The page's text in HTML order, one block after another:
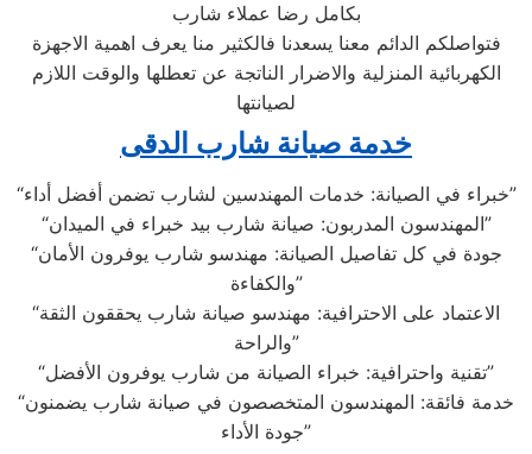
بكامل رضا عملاء شارب
فتواصلكم الدائم معنا يسعدنا فالكثير منا يعرف اهمية الاجهزة
الكهربائية المنزلية والاضرار الناتجة عن تعطلها والوقت اللازم
لصيانتها
خدمة صيانة شارب الدقى
“خبراء في الصيانة: خدمات المهندسين لشارب تضمن أفضل أداء”
“المهندسون المدربون: صيانة شارب بيد خبراء في الميدان”
“جودة في كل تفاصيل الصيانة: مهندسو شارب يوفرون الأمان
والكفاءة”
“الاعتماد على الاحترافية: مهندسو صيانة شارب يحققون الثقة
والراحة”
“تقنية واحترافية: خبراء الصيانة من شارب يوفرون الأفضل”
“خدمة فائقة: المهندسون المتخصصون في صيانة شارب يضمنون
جودة الأداء”